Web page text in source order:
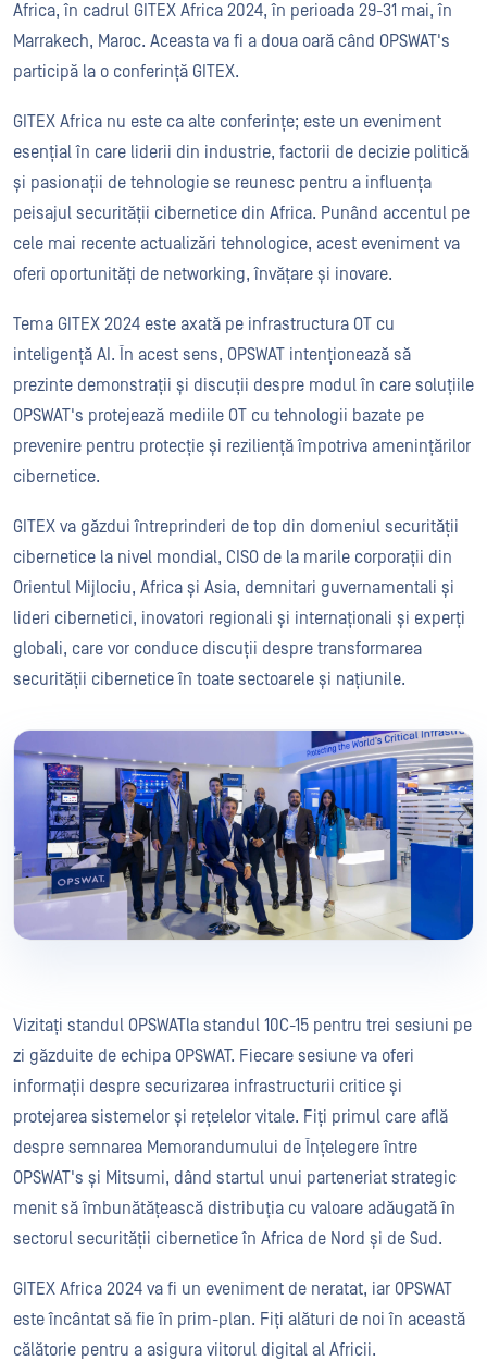
Africa, în cadrul GITEX Africa 2024, în perioada 29-31 mai, în
Marrakech, Maroc. Aceasta va fi a doua oară când OPSWAT's
participă la o conferință GITEX.
GITEX Africa nu este ca alte conferințe; este un eveniment
esențial în care liderii din industrie, factorii de decizie politică
și pasionații de tehnologie se reunesc pentru a influența
peisajul securității cibernetice din Africa. Punând accentul pe
cele mai recente actualizări tehnologice, acest eveniment va
oferi oportunități de networking, învățare și inovare.
Tema GITEX 2024 este axată pe infrastructura OT cu
inteligență AI. În acest sens, OPSWAT intenționează să
prezinte demonstrații și discuții despre modul în care soluțiile
OPSWAT's protejează mediile OT cu tehnologii bazate pe
prevenire pentru protecție și reziliență împotriva amenințărilor
cibernetice.
GITEX va găzdui întreprinderi de top din domeniul securității
cibernetice la nivel mondial, CISO de la marile corporații din
Orientul Mijlociu, Africa și Asia, demnitari guvernamentali și
lideri cibernetici, inovatori regionali și internaționali și experți
globali, care vor conduce discuții despre transformarea
securității cibernetice în toate sectoarele și națiunile.
Vizitați standul OPSWATla standul 10C-15 pentru trei sesiuni pe
zi găzduite de echipa OPSWAT. Fiecare sesiune va oferi
informații despre securizarea infrastructurii critice și
protejarea sistemelor și rețelelor vitale. Fiți primul care află
despre semnarea Memorandumului de Înțelegere între
OPSWAT's și Mitsumi, dând startul unui parteneriat strategic
menit să îmbunătățească distribuția cu valoare adăugată în
sectorul securității cibernetice în Africa de Nord și de Sud.
GITEX Africa 2024 va fi un eveniment de neratat, iar OPSWAT
este încântat să fie în prim-plan. Fiți alături de noi în această
călătorie pentru a asigura viitorul digital al Africii.